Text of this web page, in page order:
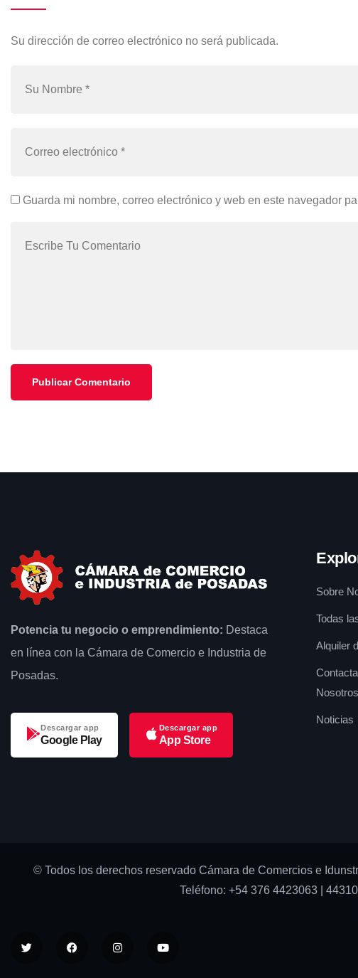
Su dirección de correo electrónico no será publicada.
Guarda mi nombre, correo electrónico y web en este navegador
Potencia tu negocio o emprendimiento: Destaca
en línea con la Cámara de Comercio e Industria de
Posadas.
Descargar app
Google Play
Descargar app
App Store
Sobre
Todas
Alquiler
Nosotros
Noticias
© Todos los derechos reservado Cámara de Comercios e
Teléfono: +54 376 4423063 |